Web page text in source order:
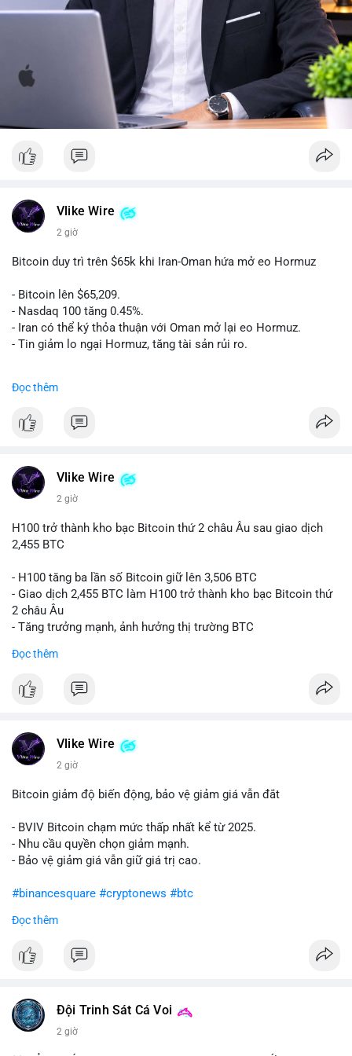
Vlike Wire
2 giờ
Bitcoin duy trì trên $65k khi Iran-Oman hứa mở eo Hormuz
- Bitcoin lên $65,209.
- Nasdaq 100 tăng 0.45%.
- Iran có thể ký thỏa thuận với Oman mở lại eo Hormuz.
- Tin giảm lo ngại Hormuz, tăng tài sản rủi ro.
📰 Nguồn: CoinDesk
Đọc thêm
Vlike Wire
2 giờ
H100 trở thành kho bạc Bitcoin thứ 2 châu Âu sau giao dịch
2,455 BTC
- H100 tăng ba lần số Bitcoin giữ lên 3,506 BTC
- Giao dịch 2,455 BTC làm H100 trở thành kho bạc Bitcoin thứ
2 châu Âu
- Tăng trưởng mạnh, ảnh hưởng thị trường BTC
#binancesquare
$btc
📰 Nguồn: Cointelegraph
Đọc thêm
Vlike Wire
2 giờ
Bitcoin giảm độ biến động, bảo vệ giảm giá vẫn đắt
- BVIV Bitcoin chạm mức thấp nhất kể từ 2025.
- Nhu cầu quyền chọn giảm mạnh.
- Bảo vệ giảm giá vẫn giữ giá trị cao.
#binancesquare #cryptonews #btc
$btc
#vlikevn #titanbot
Đọc thêm
Đội Trinh Sát Cá Voi
2 giờ